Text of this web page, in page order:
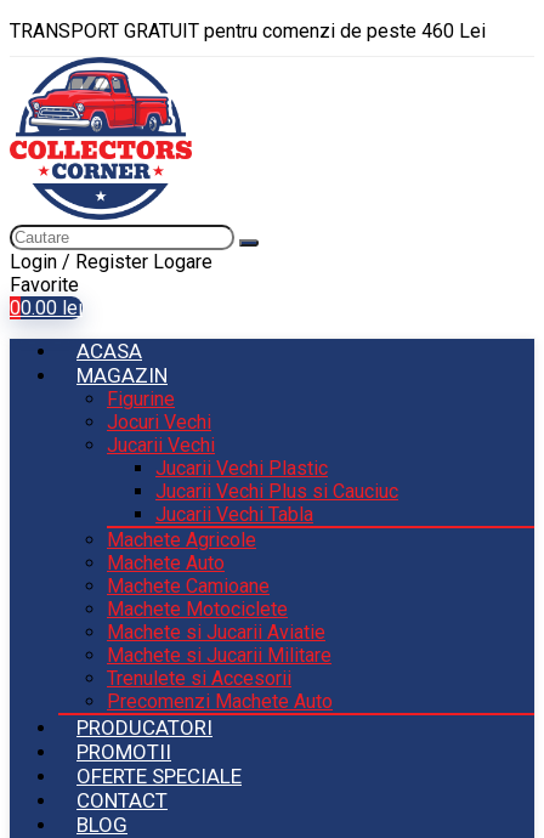
TRANSPORT GRATUIT pentru comenzi de peste 460 Lei
Login / Register Logare
Favorite
00.00 lei
ACASA
MAGAZIN
Figurine
Jocuri Vechi
Jucarii Vechi
Jucarii Vechi Plastic
Jucarii Vechi Plus si Cauciuc
Jucarii Vechi Tabla
Machete Agricole
Machete Auto
Machete Camioane
Machete Motociclete
Machete si Jucarii Aviatie
Machete si Jucarii Militare
Trenulete si Accesorii
Precomenzi Machete Auto
PRODUCATORI
PROMOTII
OFERTE SPECIALE
CONTACT
BLOG